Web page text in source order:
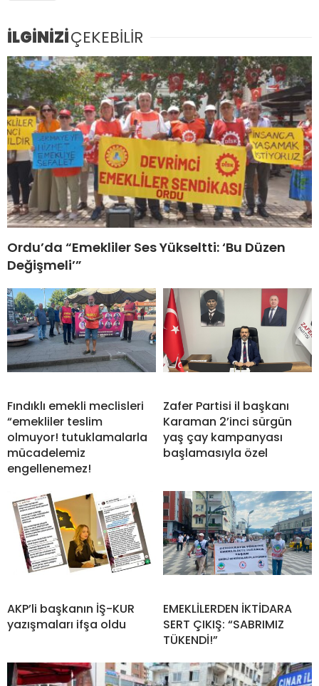
İLGİNİZİÇEKEBİLİR
Ordu’da “Emekliler Ses Yükseltti: ‘Bu Düzen
Değişmeli’”
Fındıklı emekli meclisleri
“emekliler teslim
olmuyor! tutuklamalarla
mücadelemiz
engellenemez!
Zafer Partisi il başkanı
Karaman 2’inci sürgün
yaş çay kampanyası
başlamasıyla özel
AKP’li başkanın İŞ-KUR
yazışmaları ifşa oldu
EMEKLİLERDEN İKTİDARA
SERT ÇIKIŞ: “SABRIMIZ
TÜKENDİ!”